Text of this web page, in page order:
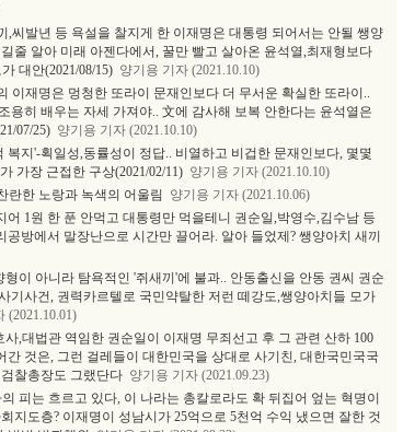
발년 등 욕설을 찰지게 한 이재명은 대통령 되어서는 안될 쌩양
줄 알아 미래 아젠다에서, 꿀만 빨고 살아온 윤석열,최재형보다
대안(2021/08/15) 양기용 기자 (2021.10.10)
재명은 멍청한 또라이 문재인보다 더 무서운 확실한 또라이..
히 배우는 자세 가져야.. 文에 감사해 보복 안한다는 윤석열은
07/25) 양기용 기자 (2021.10.10)
지'-획일성,동률성이 정답.. 비열하고 비겁한 문재인보다, 몇몇
가장 근접한 구상(2021/02/11) 양기용 기자 (2021.10.10)
란한 노랑과 녹색의 어울림
양기용 기자 (2021.10.06)
1원 한 푼 안먹고 대통령만 먹을테니 권순일,박영수,김수남 등
방에서 말장난으로 시간만 끌어라. 알아 들었제? 쌩양아치 새끼
이 아니라 탐욕적인 '쥐새끼'에 불과.. 안동출신을 안동 권씨 권순
기사건, 권력카르텔로 국민약탈한 저런 떼강도,쌩양아치들 모가
(2021.10.01)
,대법관 역임한 권순일이 이재명 무죄선고 후 그 관련 산하 100
것은, 그런 걸레들이 대한민국을 상대로 사기친, 대한국민국국
찰총장도 그랬단다 양기용 기자 (2021.09.23)
피는 흐르고 있다, 이 나라는 총칼로라도 확 뒤집어 엎는 혁명이
지도층? 이재명이 성남시가 25억으로 5천억 수익 냈으면 잘한 것